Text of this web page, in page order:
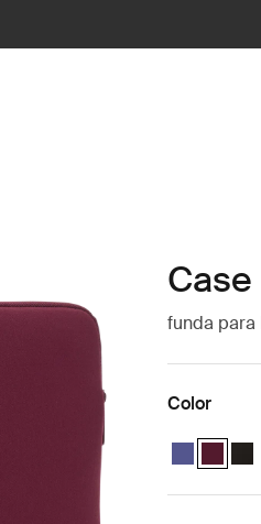
funda para
Color
Case Logic
Case